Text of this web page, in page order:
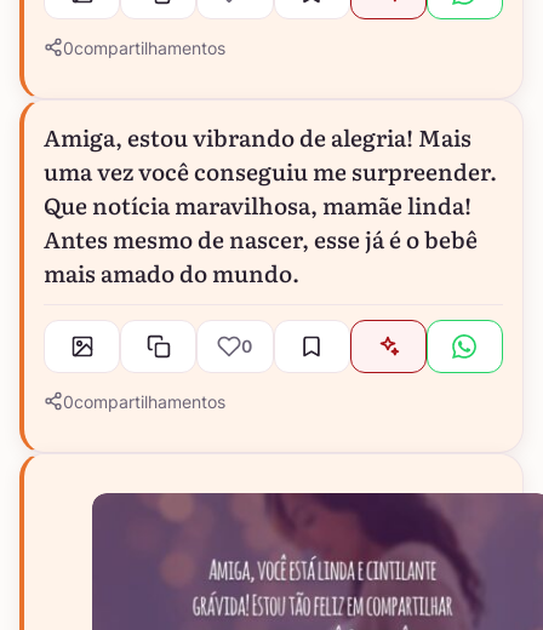
0compartilhamentos
Amiga, estou vibrando de alegria! Mais
uma vez você conseguiu me surpreender.
Que notícia maravilhosa, mamãe linda!
Antes mesmo de nascer, esse já é o bebê
mais amado do mundo.
0
0compartilhamentos